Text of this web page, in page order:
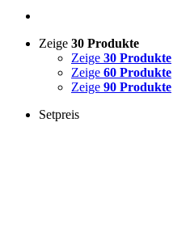
Zeige 30 Produkte
Zeige 30 Produkte
Zeige 60 Produkte
Zeige 90 Produkte
Setpreis